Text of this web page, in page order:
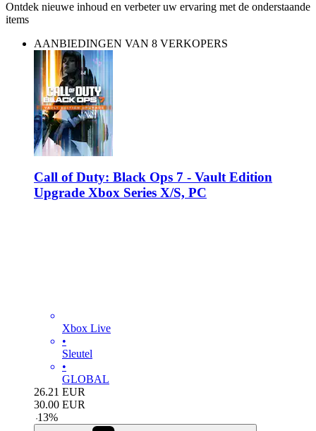
Ontdek nieuwe inhoud en verbeter uw ervaring met de onderstaande
items
AANBIEDINGEN VAN 8 VERKOPERS
Call of Duty: Black Ops 7 - Vault Edition
Upgrade Xbox Series X/S, PC
Xbox Live
•
Sleutel
•
GLOBAL
26.21 EUR
30.00 EUR
-13%